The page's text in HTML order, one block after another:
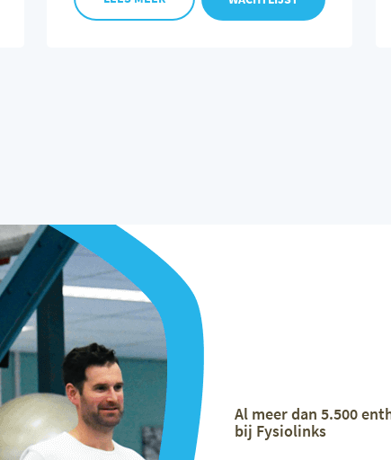
Al meer dan 5.500
bij Fysiolinks